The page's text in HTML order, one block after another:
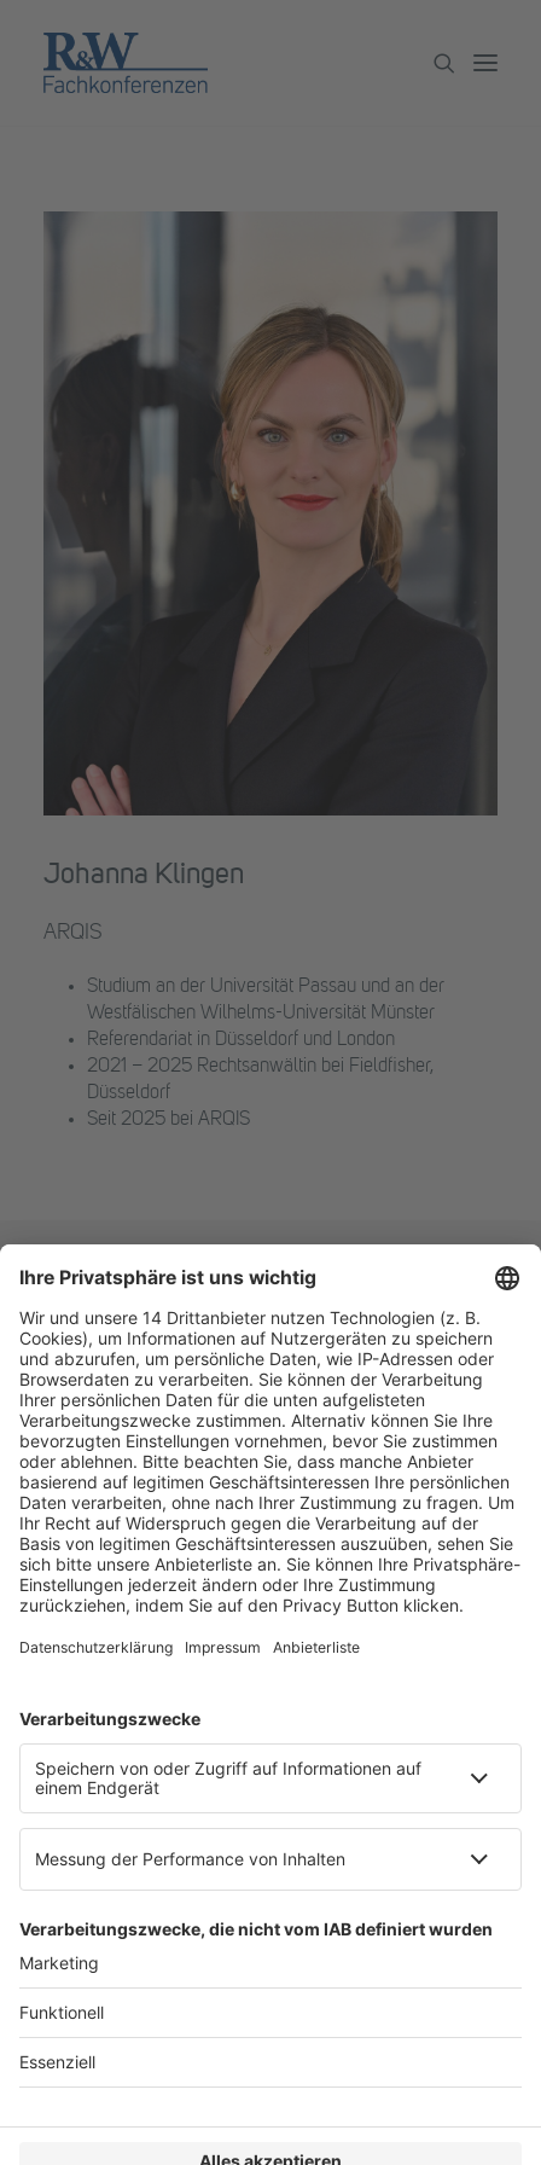
Archiv
Johanna Klingen
ARQIS
Studium an der Universität Passau und an der
Westfälischen Wilhelms-Universität Münster
Referendariat in Düsseldorf und London
2021 – 2025 Rechtsanwältin bei Fieldfisher,
Düsseldorf
Seit 2025 bei ARQIS
Fachmedien Recht und Wirtschaft
Ein Fachbereich der
dfv Mediengruppe
Mainzer Landstr. 251
60326 Frankfurt am Main
E-Mail:info@ruw.de
Web:https://www.ruw.de
AGB
Datenschutzerklärung
Genderhinweis
Cookie-Einstellungen